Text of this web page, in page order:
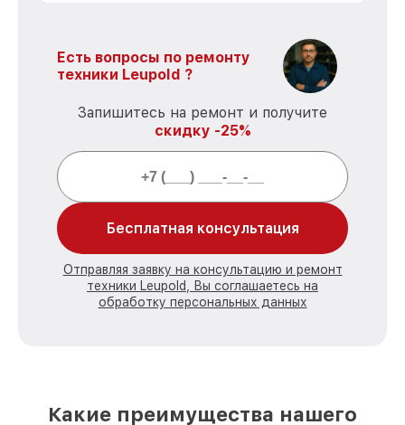
Есть вопросы по ремонту
техники Leupold ?
Запишитесь на ремонт и получите
скидку -25%
Бесплатная консультация
Отправляя заявку на консультацию и ремонт
техники Leupold, Вы соглашаетесь на
обработку персональных данных
Какие преимущества нашего